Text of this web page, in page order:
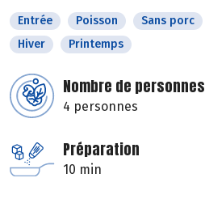
Entrée Poisson Sans porc
Hiver
Printemps
Nombre de personnes
4 personnes
Préparation
10 min